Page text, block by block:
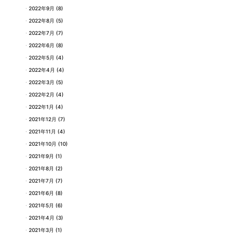
2022年9月 (8)
2022年8月 (5)
2022年7月 (7)
2022年6月 (8)
2022年5月 (4)
2022年4月 (4)
2022年3月 (5)
2022年2月 (4)
2022年1月 (4)
2021年12月 (7)
2021年11月 (4)
2021年10月 (10)
2021年9月 (1)
2021年8月 (2)
2021年7月 (7)
2021年6月 (8)
2021年5月 (6)
2021年4月 (3)
2021年3月 (1)